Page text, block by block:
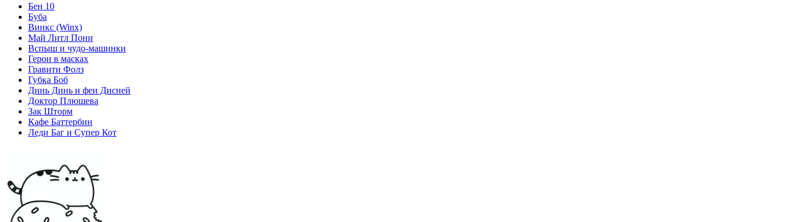
Бен 10
Буба
Винкс (Winx)
Май Литл Пони
Вспыш и чудо-машинки
Герои в масках
Гравити Фолз
Губка Боб
Динь Динь и феи Дисней
Доктор Плюшева
Зак Шторм
Кафе Баттербин
Леди Баг и Супер Кот